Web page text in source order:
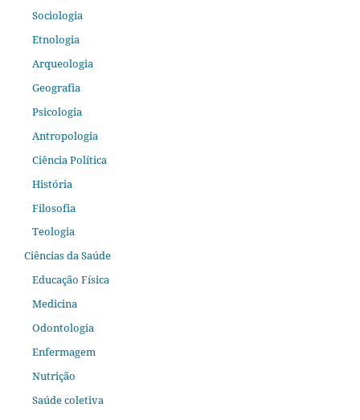
Sociologia
Etnologia
Arqueologia
Geografia
Psicologia
Antropologia
Ciência Política
História
Filosofia
Teologia
Ciências da Saúde
Educação Física
Medicina
Odontologia
Enfermagem
Nutrição
Saúde coletiva